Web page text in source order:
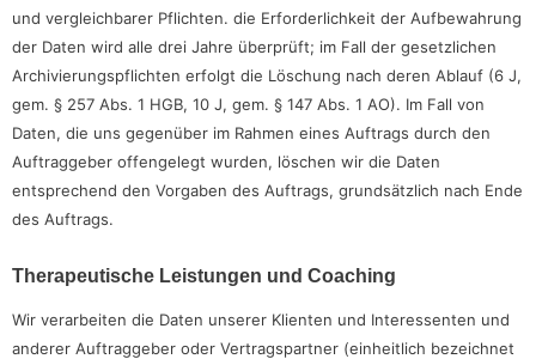
und vergleichbarer Pflichten. die Erforderlichkeit der Aufbewahrung
der Daten wird alle drei Jahre überprüft; im Fall der gesetzlichen
Archivierungspflichten erfolgt die Löschung nach deren Ablauf (6 J,
gem. § 257 Abs. 1 HGB, 10 J, gem. § 147 Abs. 1 AO). Im Fall von
Daten, die uns gegenüber im Rahmen eines Auftrags durch den
Auftraggeber offengelegt wurden, löschen wir die Daten
entsprechend den Vorgaben des Auftrags, grundsätzlich nach Ende
des Auftrags.
Therapeutische Leistungen und Coaching
Wir verarbeiten die Daten unserer Klienten und Interessenten und
anderer Auftraggeber oder Vertragspartner (einheitlich bezeichnet